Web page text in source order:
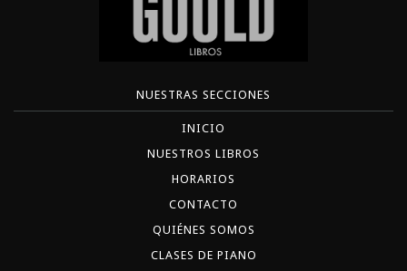
NUESTRAS SECCIONES
INICIO
NUESTROS LIBROS
HORARIOS
CONTACTO
QUIÉNES SOMOS
CLASES DE PIANO